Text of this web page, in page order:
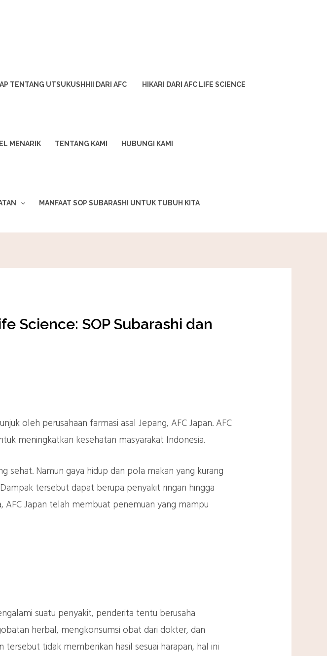
TENTANG UTSUKUSHHII DARI AFC HIKARI DARI AFC LIFE SCIENCE
MENARIK TENTANG KAMI HUBUNGI KAMI
MANFAAT SOP SUBARASHI UNTUK TUBUH KITA
Science: SOP Subarashi dan
oleh perusahaan farmasi asal Jepang, AFC Japan. AFC
meningkatkan kesehatan masyarakat Indonesia.
sehat. Namun gaya hidup dan pola makan yang kurang
tersebut dapat berupa penyakit ringan hingga
Japan telah membuat penemuan yang mampu
suatu penyakit, penderita tentu berusaha
herbal, mengkonsumsi obat dari dokter, dan
tidak memberikan hasil sesuai harapan, hal ini